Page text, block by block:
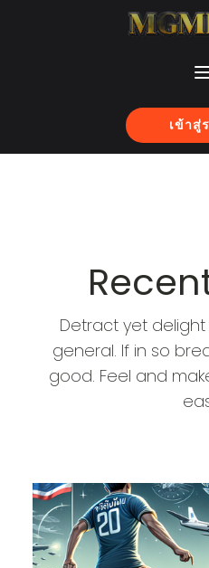
เข้าสู่
Detract yet
general. If in so
good. Feel and